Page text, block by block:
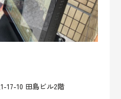
17-10 田島ビル2階